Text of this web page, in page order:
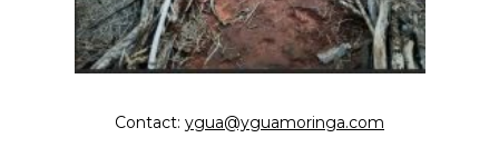
Contact: ygua@yguamoringa.com